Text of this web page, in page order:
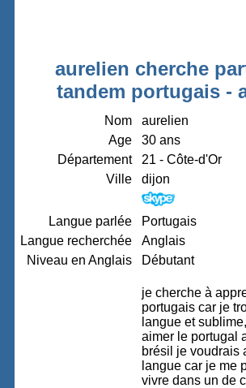
aurelien cherche
tandem portugais -
Nom
aurelien
Age
30 ans
Département
21 - Côte-d'Or
Ville
dijon
Langue parlée
Portugais
Langue recherchée
Anglais
Niveau en Anglais
Débutant
je cherche à
portugais car je
langue et
aimer le portugal
brésil je voudrais
langue car je me
vivre dans un de